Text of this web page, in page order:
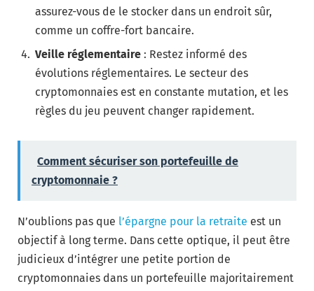
assurez-vous de le stocker dans un endroit sûr,
comme un coffre-fort bancaire.
Veille réglementaire : Restez informé des
évolutions réglementaires. Le secteur des
cryptomonnaies est en constante mutation, et les
règles du jeu peuvent changer rapidement.
Comment sécuriser son portefeuille de
cryptomonnaie ?
N’oublions pas que l’épargne pour la retraite est un
objectif à long terme. Dans cette optique, il peut être
judicieux d’intégrer une petite portion de
cryptomonnaies dans un portefeuille majoritairement